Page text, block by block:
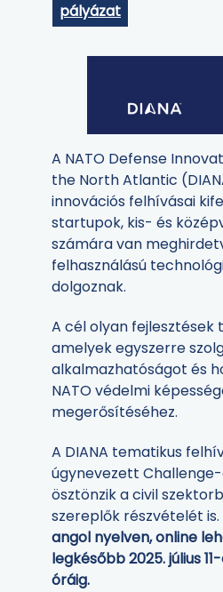
pályázat
A NATO Defense
the North Atlantic
innovációs felhívásai
startupok, kis- és
számára van
felhasználású
dolgoznak.
A cél olyan fejlesztések
amelyek egyszerre
alkalmazhatóságot és
NATO védelmi
megerősítéséhez.
A DIANA tematikus
úgynevezett
ösztönzik a civil
szereplők részvételét is.
angol nyelven, online
legkésőbb 2025. július
óráig.